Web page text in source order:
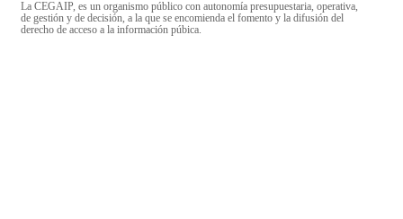
La CEGAIP, es un organismo público con autonomía presupuestaria, operativa,
de gestión y de decisión, a la que se encomienda el fomento y la difusión del
derecho de acceso a la información púbica.